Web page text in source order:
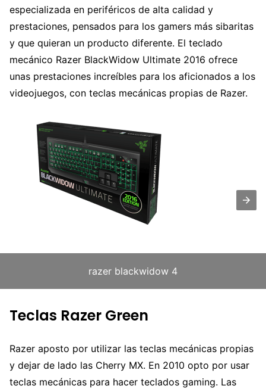
especializada en periféricos de alta calidad y
prestaciones, pensados para los gamers más sibaritas
y que quieran un producto diferente. El teclado
mecánico Razer BlackWidow Ultimate 2016 ofrece
unas prestaciones increíbles para los aficionados a los
videojuegos, con teclas mecánicas propias de Razer.
razer blackwidow 4
Teclas Razer Green
Razer aposto por utilizar las teclas mecánicas propias
y dejar de lado las Cherry MX. En 2010 opto por usar
teclas mecánicas para hacer teclados gaming. Las